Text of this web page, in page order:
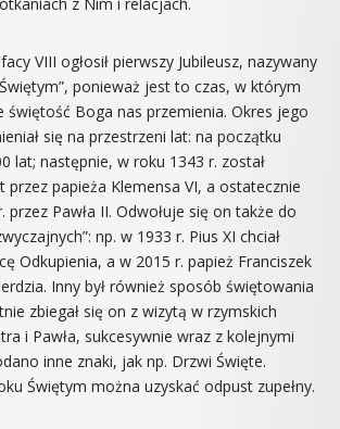
VIII ogłosił pierwszy Jubileusz, nazywany
ponieważ jest to czas, w którym
świętość Boga nas przemienia. Okres jego
się na przestrzeni lat: na początku
lat; następnie, w roku 1343 r. został
przez papieża Klemensa VI, a ostatecznie
przez Pawła II. Odwołuje się on także do
np. w 1933 r. Pius XI chciał
Odkupienia, a w 2015 r. papież Franciszek
Inny był również sposób świętowania
zbiegał się on z wizytą w rzymskich
i Pawła, sukcesywnie wraz z kolejnymi
inne znaki, jak np. Drzwi Święte.
Świętym można uzyskać odpust zupełny.